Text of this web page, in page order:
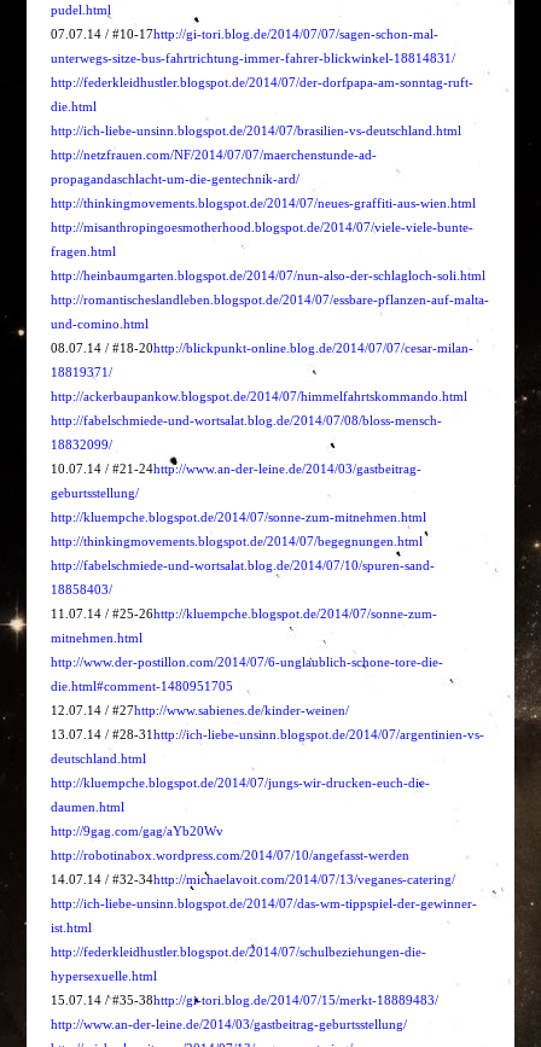
pudel.html
07.07.14 / #10-17http://gi-tori.blog.de/2014/07/07/sagen-schon-mal-
unterwegs-sitze-bus-fahrtrichtung-immer-fahrer-blickwinkel-18814831/
http://federkleidhustler.blogspot.de/2014/07/der-dorfpapa-am-sonntag-ruft-
die.html
http://ich-liebe-unsinn.blogspot.de/2014/07/brasilien-vs-deutschland.html
http://netzfrauen.com/NF/2014/07/07/maerchenstunde-ad-
propagandaschlacht-um-die-gentechnik-ard/
http://thinkingmovements.blogspot.de/2014/07/neues-graffiti-aus-wien.html
http://misanthropingoesmotherhood.blogspot.de/2014/07/viele-viele-bunte-
fragen.html
http://heinbaumgarten.blogspot.de/2014/07/nun-also-der-schlagloch-soli.html
http://romantischeslandleben.blogspot.de/2014/07/essbare-pflanzen-auf-malta-
und-comino.html
08.07.14 / #18-20http://blickpunkt-online.blog.de/2014/07/07/cesar-milan-
18819371/
http://ackerbaupankow.blogspot.de/2014/07/himmelfahrtskommando.html
http://fabelschmiede-und-wortsalat.blog.de/2014/07/08/bloss-mensch-
18832099/
10.07.14 / #21-24http://www.an-der-leine.de/2014/03/gastbeitrag-
geburtsstellung/
http://kluempche.blogspot.de/2014/07/sonne-zum-mitnehmen.html
http://thinkingmovements.blogspot.de/2014/07/begegnungen.html
http://fabelschmiede-und-wortsalat.blog.de/2014/07/10/spuren-sand-
18858403/
11.07.14 / #25-26http://kluempche.blogspot.de/2014/07/sonne-zum-
mitnehmen.html
http://www.der-postillon.com/2014/07/6-unglaublich-schone-tore-die-
die.html#comment-1480951705
12.07.14 / #27http://www.sabienes.de/kinder-weinen/
13.07.14 / #28-31http://ich-liebe-unsinn.blogspot.de/2014/07/argentinien-vs-
deutschland.html
http://kluempche.blogspot.de/2014/07/jungs-wir-drucken-euch-die-
daumen.html
http://9gag.com/gag/aYb20Wv
http://robotinabox.wordpress.com/2014/07/10/angefasst-werden
14.07.14 / #32-34http://michaelavoit.com/2014/07/13/veganes-catering/
http://ich-liebe-unsinn.blogspot.de/2014/07/das-wm-tippspiel-der-gewinner-
ist.html
http://federkleidhustler.blogspot.de/2014/07/schulbeziehungen-die-
hypersexuelle.html
15.07.14 / #35-38http://gi-tori.blog.de/2014/07/15/merkt-18889483/
http://www.an-der-leine.de/2014/03/gastbeitrag-geburtsstellung/